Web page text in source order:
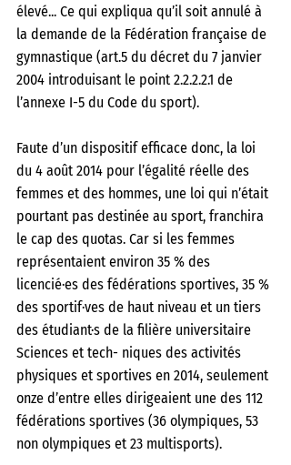
élevé... Ce qui expliqua qu’il soit annulé à
la demande de la Fédération française de
gymnastique (art.5 du décret du 7 janvier
2004 introduisant le point 2.2.2.2.1 de
l’annexe I-5 du Code du sport).
Faute d’un dispositif efficace donc, la loi
du 4 août 2014 pour l’égalité réelle des
femmes et des hommes, une loi qui n’était
pourtant pas destinée au sport, franchira
le cap des quotas. Car si les femmes
représentaient environ 35 % des
licencié·es des fédérations sportives, 35 %
des sportif·ves de haut niveau et un tiers
des étudiant·s de la filière universitaire
Sciences et tech- niques des activités
physiques et sportives en 2014, seulement
onze d’entre elles dirigeaient une des 112
fédérations sportives (36 olympiques, 53
non olympiques et 23 multisports).